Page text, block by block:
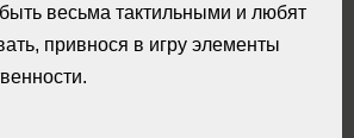
весьма тактильными и любят
привнося в игру элементы